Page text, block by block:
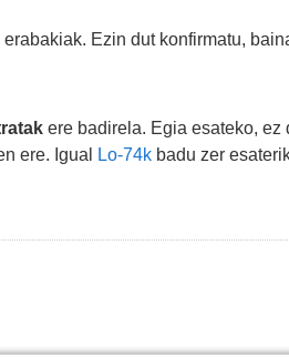
Ezin dut konfirmatu,
ere badirela. Egia esateko, ez
ere. Igual Lo-74kbadu zer